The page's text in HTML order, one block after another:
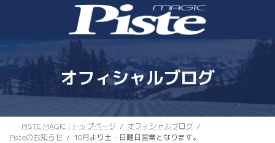
ン
へ
キ
プ
ー
ョ
に
動
オフィシャルブログ
PISTE MAGIC | トップページ
オフィシャルブログ
Pisteのお知らせ
10月より土・日曜日営業となります。